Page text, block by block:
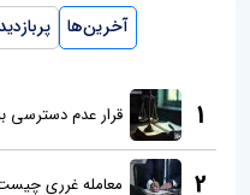
آخرین‌ها
1 قرار عدم دسترسی
2 معامله غرری